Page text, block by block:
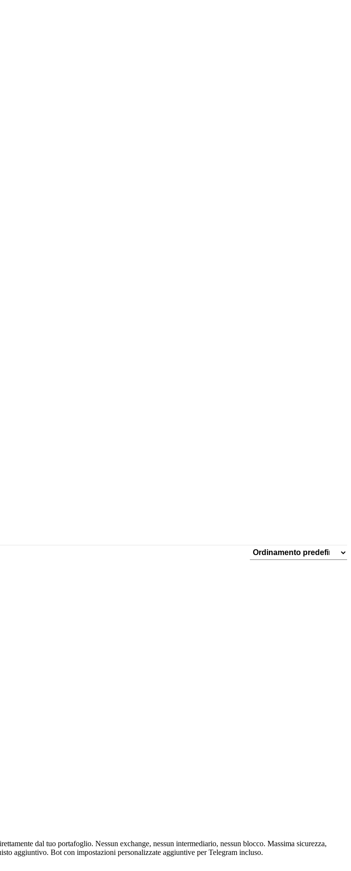
dal tuo portafoglio. Nessun exchange, nessun intermediario, nessun blocco. Massima sicurezza,
aggiuntivo. Bot con impostazioni personalizzate aggiuntive per Telegram incluso.